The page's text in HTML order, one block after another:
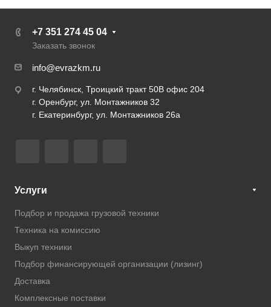
+7 351 274 45 04
Заказать звонок
info@evrazkm.ru
г. Челябинск, Троицкий тракт 50В офис 204
г. Оренбург, ул. Монтажников 32
г. Екатеринбург, ул. Монтажников 26а
Услуги
Подбор и продажа грузовой техники
Техника на комиссию
Выкуп техники
Подбор финансирующей организации (лизинг)
Доставка
Комплексные поставки